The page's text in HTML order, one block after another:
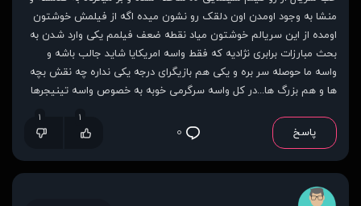
منشا به وجود اومدن اون دلقک رو نشون میده اگه از فیلمش خوشتون
اومده از این سریالم خوشتون میاد نقطه ضعف فیلمم یکی وارد شدن به
بحث مبارزات برابری نژادیه که فقط واسه امریکایا شاید جالب باشه و
واسه ما حوصله سر بره و یکی هم بازیگرای درجه یکی نداره چه نقش بچه
ها و هم بزرگ ها...در کل واسه سرگرمی خوبه به خصوص واسه تینیجرها
پاسخ ۰
۱ ۱